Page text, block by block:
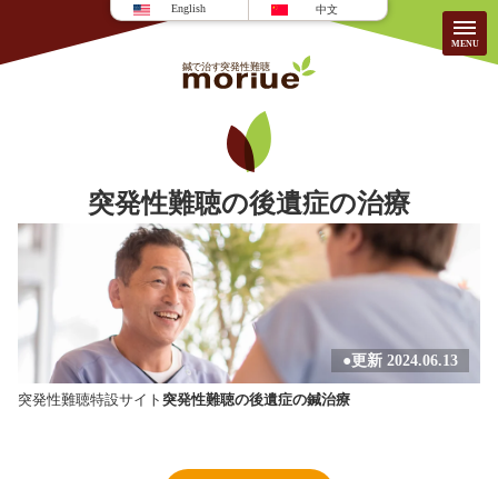
English 中文
当院について 患者様のこえ
施術内容・料金 耳の疾患
よくある質問 求人/募集
突発性難聴の後遺症の治療
●更新 2024.06.13
突発性難聴特設サイト 突発性難聴の後遺症の鍼治療